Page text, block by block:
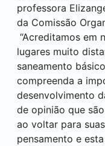
professora
da Comissão
“Acreditamos em
lugares muito
saneamento
compreenda a
desenvolvimento
de opinião que
ao voltar para
pensamento e